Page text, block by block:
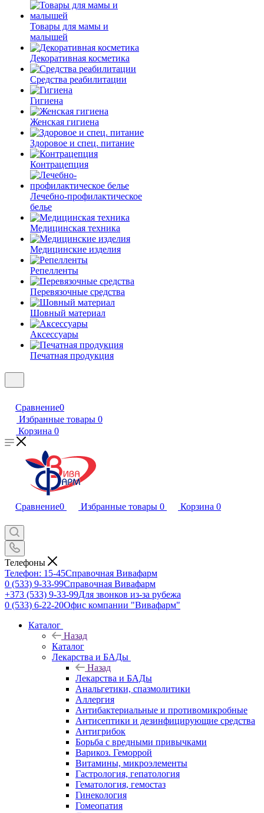
Товары для мамы и
малышей
Декоративная косметика
Средства реабилитации
Гигиена
Женская гигиена
Здоровое и спец. питание
Контрацепция
Лечебно-профилактическое
белье
Медицинская техника
Медицинские изделия
Репелленты
Перевязочные средства
Шовный материал
Аксессуары
Печатная продукция
Сравнение0
Избранные товары 0
Корзина 0
Сравнение0 Избранные товары 0 Корзина 0
Телефоны
Телефон: 15-45Справочная Вивафарм
0 (533) 9-33-99Справочная Вивафарм
+373 (533) 9-33-99Для звонков из-за рубежа
0 (533) 6-22-20Офис компании "Вивафарм"
Каталог
Назад
Каталог
Лекарства и БАДы
Назад
Лекарства и БАДы
Анальгетики, спазмолитики
Аллергия
Антибактериальные и противомикробные
Антисептики и дезинфицирующие средства
Антигрибок
Борьба с вредными привычками
Варикоз. Геморрой
Витамины, микроэлементы
Гастрология, гепатология
Гематология, гемостаз
Гинекология
Гомеопатия